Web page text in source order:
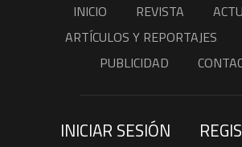
INICIO REVISTA
ARTÍCULOS Y REPORTAJES
PUBLICIDAD
INICIAR SESIÓN